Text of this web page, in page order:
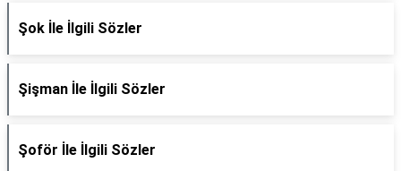
Şok İle İlgili Sözler
Şişman İle İlgili Sözler
Şoför İle İlgili Sözler